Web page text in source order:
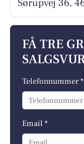
Sørupvej 36,
FÅ TRE
Telefonnummer *
Email *